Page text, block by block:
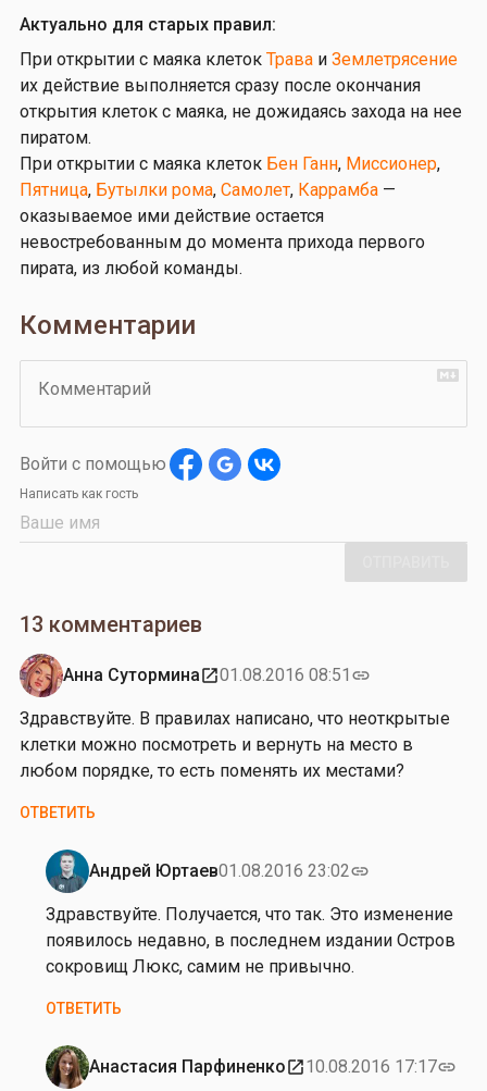
Актуально для старых правил:
При открытии с маяка клеток Трава и Землетрясение
их действие выполняется сразу после окончания
открытия клеток с маяка, не дожидаясь захода на нее
пиратом.
При открытии с маяка клеток Бен Ганн, Миссионер,
Пятница, Бутылки рома, Самолет, Каррамба —
оказываемое ими действие остается
невостребованным до момента прихода первого
пирата, из любой команды.
Комментарии
Комментарий
Войти с помощью
Написать как гость
13 комментариев
Анна Суторминаopen_in_new01.08.2016 08:51 link
Здравствуйте. В правилах написано, что неоткрытые
клетки можно посмотреть и вернуть на место в
любом порядке, то есть поменять их местами?
ОТВЕТИТЬ
Андрей Юртаев01.08.2016 23:02link
Ответ
на
от
А
н
С
Здравствуйте. Получается, что так. Это изменение
появилось недавно, в последнем издании Остров
сокровищ Люкс, самим не привычно.
ОТВЕТИТЬ
Анастасия Парфиненкоopen_in_new10.08.2016 17:17link
Ответ